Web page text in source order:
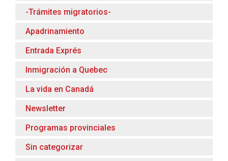
-Trámites migratorios-
Apadrinamiento
Entrada Exprés
Inmigración a Quebec
La vida en Canadá
Newsletter
Programas provinciales
Sin categorizar